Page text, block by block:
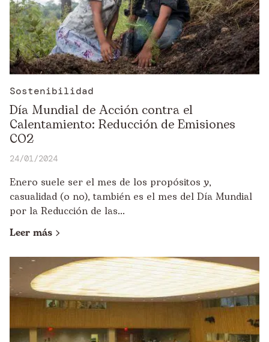
Sostenibilidad
Día Mundial de Acción contra el
Calentamiento: Reducción de Emisiones
CO2
24/01/2024
Enero suele ser el mes de los propósitos y,
casualidad (o no), también es el mes del Día Mundial
por la Reducción de las...
Leer más